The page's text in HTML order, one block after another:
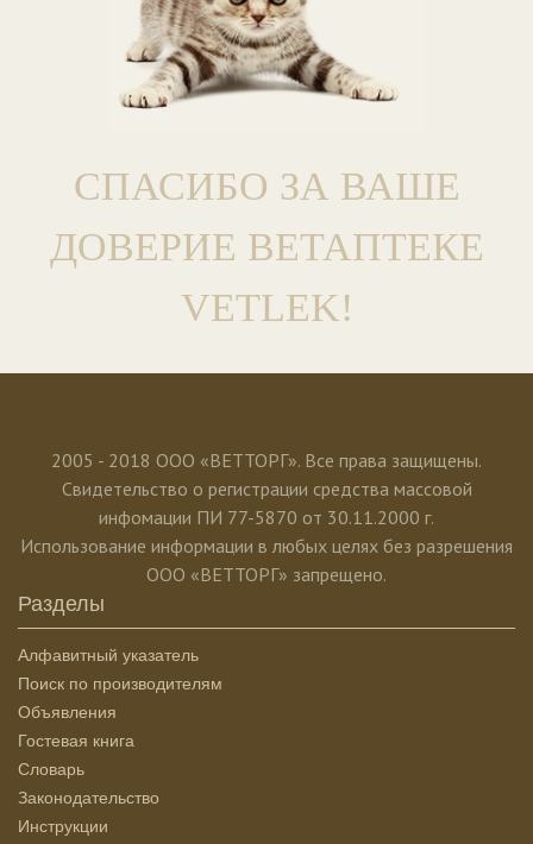
СПАСИБО ЗА ВАШЕ
ДОВЕРИЕ ВЕТАПТЕКЕ
VETLEK!
2005 - 2018 ООО «ВЕТТОРГ». Все права защищены.
Свидетельство о регистрации средства массовой
инфомации ПИ 77-5870 от 30.11.2000 г.
Использование информации в любых целях без разрешения
ООО «ВЕТТОРГ» запрещено.
Разделы
Алфавитный указатель
Поиск по производителям
Объявления
Гостевая книга
Словарь
Законодательство
Инструкции